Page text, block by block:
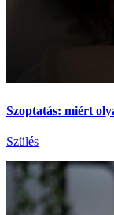
Szoptatás: miért
Szülés